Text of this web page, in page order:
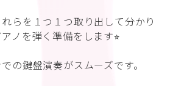
らを１つ１つ取り出して分かり
ノを弾く準備をします⭐︎
の鍵盤演奏がスムーズです。